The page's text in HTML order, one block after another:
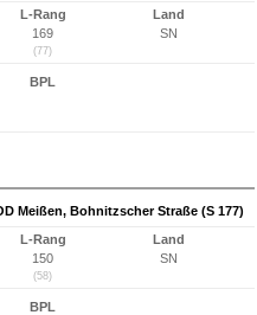
L-Rang
169
(77)
Land
SN
BPL
Meißen, Bohnitzscher Straße (S 177)
L-Rang
150
(58)
Land
SN
BPL